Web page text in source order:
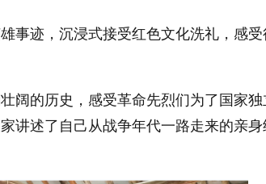
事迹，沉浸式接受红色文化洗礼，感
的历史，感受革命先烈们为了国家独
讲述了自己从战争年代一路走来的亲